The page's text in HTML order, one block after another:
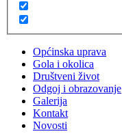
Općinska uprava
Gola i okolica
Društveni život
Odgoj i obrazovanje
Galerija
Kontakt
Novosti